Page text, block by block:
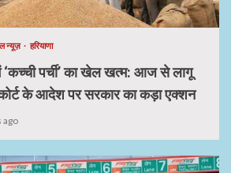
न्यूज़ हरियाणा
‘कच्ची पर्ची’ का खेल खत्म: आज से लागू
के आदेश पर सरकार का कड़ा एक्शन
ago